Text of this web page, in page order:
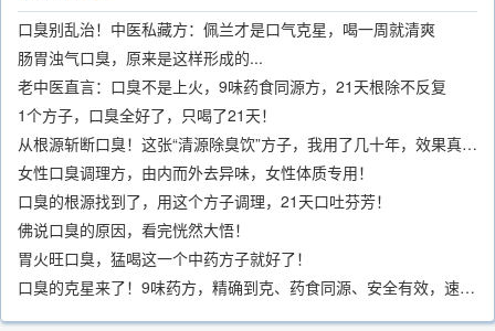
口臭别乱治！中医私藏方：佩兰才是口气克星，喝一周就清爽
肠胃浊气口臭，原来是这样形成的...
老中医直言：口臭不是上火，9味药食同源方，21天根除不反复
1个方子，口臭全好了，只喝了21天！
从根源斩断口臭！这张“清源除臭饮”方子，我用了几十年，效果真不错
女性口臭调理方，由内而外去异味，女性体质专用！
口臭的根源找到了，用这个方子调理，21天口吐芬芳！
佛说口臭的原因，看完恍然大悟！
胃火旺口臭，猛喝这一个中药方子就好了！
口臭的克星来了！9味药方，精确到克、药食同源、安全有效，速看！